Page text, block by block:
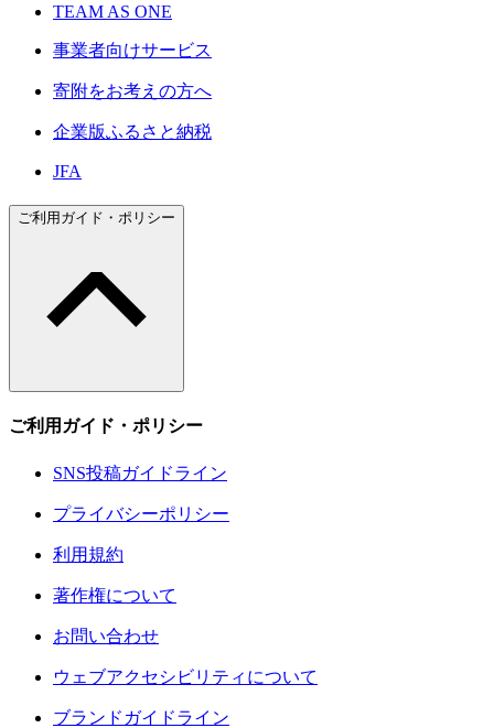
TEAM AS ONE
事業者向けサービス
寄附をお考えの方へ
企業版ふるさと納税
JFA
ご利用ガイド・ポリシー
ご利用ガイド・ポリシー
SNS投稿ガイドライン
プライバシーポリシー
利用規約
著作権について
お問い合わせ
ウェブアクセシビリティについて
ブランドガイドライン